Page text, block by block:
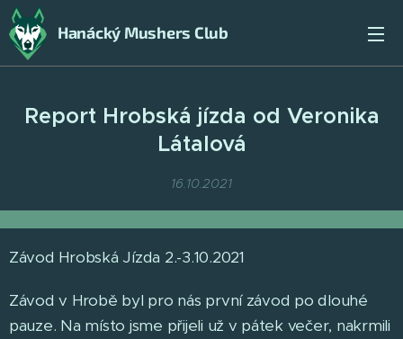
Hanácký Mushers Club
Report Hrobská jízda od Veronika
Látalová
16.10.2021
Závod Hrobská Jízda 2.-3.10.2021
Závod v Hrobě byl pro nás první závod po dlouhé
pauze. Na místo jsme přijeli už v pátek večer, nakrmili